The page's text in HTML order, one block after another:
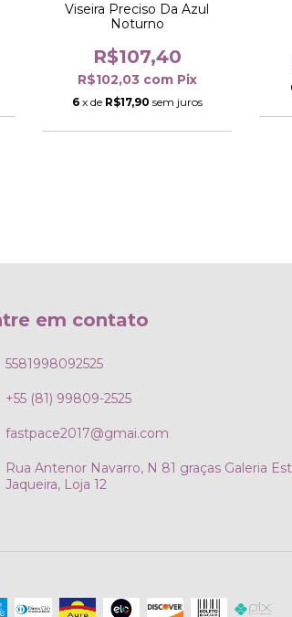
Viseira Preciso Da Azul
Noturno
R$107,40
R$102,03 com Pix
6 x de R$17,90 sem juros
em contato
5581998092525
+55 (81) 99809-2525
fastpace2017@gmai.com
Rua Antenor Navarro, N 81 graças Galeria
Jaqueira, Loja 12